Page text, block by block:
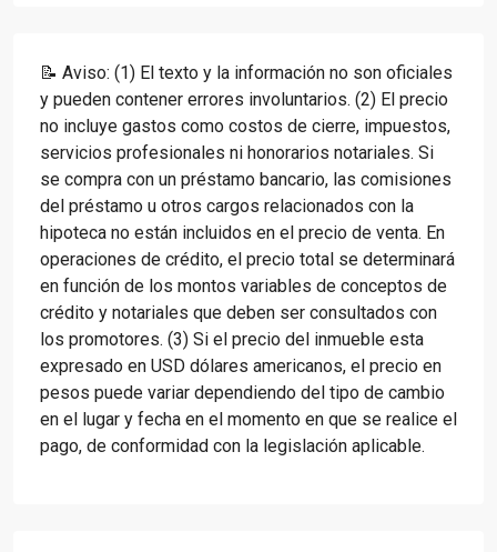
📝 Aviso: (1) El texto y la información no son oficiales
y pueden contener errores involuntarios. (2) El precio
no incluye gastos como costos de cierre, impuestos,
servicios profesionales ni honorarios notariales. Si
se compra con un préstamo bancario, las comisiones
del préstamo u otros cargos relacionados con la
hipoteca no están incluidos en el precio de venta. En
operaciones de crédito, el precio total se determinará
en función de los montos variables de conceptos de
crédito y notariales que deben ser consultados con
los promotores. (3) Si el precio del inmueble esta
expresado en USD dólares americanos, el precio en
pesos puede variar dependiendo del tipo de cambio
en el lugar y fecha en el momento en que se realice el
pago, de conformidad con la legislación aplicable.